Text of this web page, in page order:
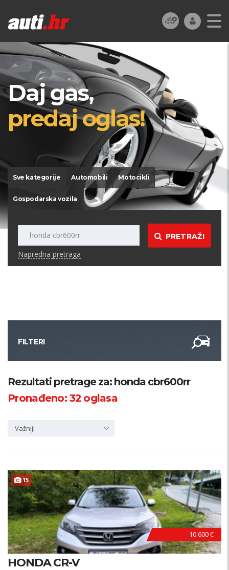
Daj gas,
predaj oglas!
Sve kategorije Automobili Motocikli
Gospodarska vozila
PRETRAŽI
Napredna pretraga
FILTERI
Kategorija
PRETRAŽI
Rezultati pretrage za: honda cbr600rr
Pronađeno:32oglasa
Važniji
15
10.600 €
HONDA CR-V